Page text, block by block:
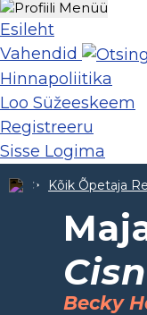
Esileht
Vahendid
Hinnapoliitika
Loo Süžeeskeem
Registreeru
Sisse Logima
Kõik Õpetaja
Becky